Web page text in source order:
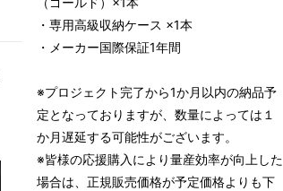
・専用高級収納ケース ×1本
・メーカー国際保証1年間
※プロジェクト完了から1か月以内の納品予
定となっておりますが、数量によっては１
か月遅延する可能性がございます。
※皆様の応援購入により量産効率が向上した
場合は、正規販売価格が予定価格よりも下